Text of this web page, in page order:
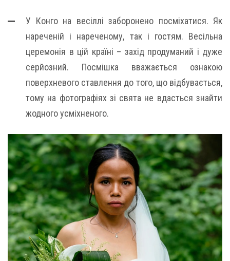
У Конго на весіллі заборонено посміхатися. Як
нареченій і нареченому, так і гостям. Весільна
церемонія в цій країні – захід продуманий і дуже
серйозний. Посмішка вважається ознакою
поверхневого ставлення до того, що відбувається,
тому на фотографіях зі свята не вдасться знайти
жодного усміхненого.